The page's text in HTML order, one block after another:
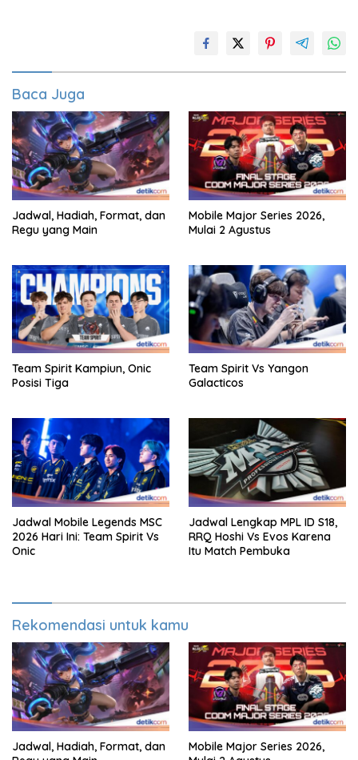
Baca Juga
Jadwal, Hadiah, Format, dan
Regu yang Main
Mobile Major Series 2026,
Mulai 2 Agustus
Team Spirit Kampiun, Onic
Posisi Tiga
Team Spirit Vs Yangon
Galacticos
Jadwal Mobile Legends MSC
2026 Hari Ini: Team Spirit Vs
Onic
Jadwal Lengkap MPL ID S18,
RRQ Hoshi Vs Evos Karena
Itu Match Pembuka
Rekomendasi untuk kamu
Jadwal, Hadiah, Format, dan
Mobile Major Series 2026,